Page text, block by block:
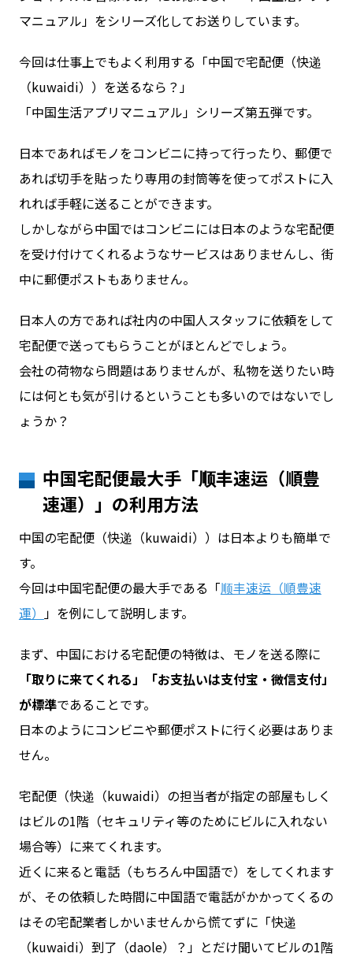
マニュアル」をシリーズ化してお送りしています。
今回は仕事上でもよく利用する「中国で宅配便（快递
（kuwaidi））を送るなら？」
「中国生活アプリマニュアル」シリーズ第五弾です。
日本であればモノをコンビニに持って行ったり、郵便で
あれば切手を貼ったり専用の封筒等を使ってポストに入
れれば手軽に送ることができます。
しかしながら中国ではコンビニには日本のような宅配便
を受け付けてくれるようなサービスはありませんし、街
中に郵便ポストもありません。
日本人の方であれば社内の中国人スタッフに依頼をして
宅配便で送ってもらうことがほとんどでしょう。
会社の荷物なら問題はありませんが、私物を送りたい時
には何とも気が引けるということも多いのではないでし
ょうか？
中国宅配便最大手「顺丰速运（順豊
速運）」の利用方法
中国の宅配便（快递（kuwaidi））は日本よりも簡単で
す。
今回は中国宅配便の最大手である「顺丰速运（順豊速
運） 」を例にして説明します。
まず、中国における宅配便の特徴は、モノを送る際に
「取りに来てくれる」「お支払いは支付宝・微信支付」
が標準であることです。
日本のようにコンビニや郵便ポストに行く必要はありま
せん。
宅配便（快递（kuwaidi）の担当者が指定の部屋もしく
はビルの1階（セキュリティ等のためにビルに入れない
場合等）に来てくれます。
近くに来ると電話（もちろん中国語で）をしてくれます
が、その依頼した時間に中国語で電話がかかってくるの
はその宅配業者しかいませんから慌てずに「快递
（kuwaidi）到了（daole）？」とだけ聞いてビルの1階